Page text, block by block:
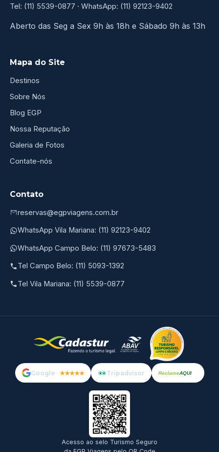
Tel: (11) 5539-0877 · WhatsApp: (11) 92123-9402
Aberto das Seg a Sex 9h às 18h e Sábado 9h às 13h
Mapa do Site
Destinos
Sobre Nós
Blog EGP
Nossa Reputação
Galeria de Fotos
Contate-nós
Contato
reservas@egpviagens.com.br
WhatsApp Vila Mariana: (11) 92123-9402
WhatsApp Campo Belo: (11) 97673-5483
Tel Campo Belo: (11) 5093-1392
Tel Vila Mariana: (11) 5539-0877
Google · ★★★★★ Tripadvisor ReclameAQUI
Acesso ao selo Turismo Seguro